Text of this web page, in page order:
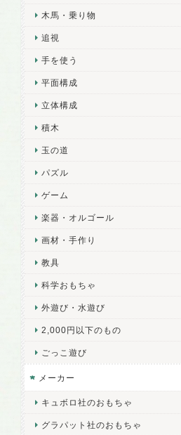
木馬・乗り物
追視
手を使う
平面構成
立体構成
積木
玉の道
パズル
ゲーム
楽器・オルゴール
画材・手作り
教具
科学おもちゃ
外遊び・水遊び
2,000円以下のもの
ごっこ遊び
メーカー
キュボロ社のおもちゃ
グラパット社のおもちゃ